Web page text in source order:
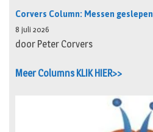
Corvers Column: Messen geslepen
8 juli 2026
door Peter Corvers
Meer Columns KLIK HIER>>